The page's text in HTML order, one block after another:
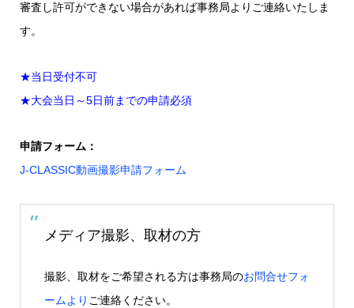
審査し許可ができない場合があれば事務局よりご連絡いたしま
す。
★当日受付不可
★大会当日～5日前までの申請必須
申請フォーム：
J-CLASSIC動画撮影申請フォーム
メディア撮影、取材の方
撮影、取材をご希望される方は事務局のお問合せフォ
ームより ご連絡ください。